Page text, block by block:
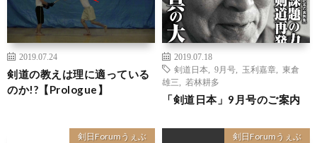
2019.07.24
剣道の教えは理に適っている
のか!?【Prologue】
2019.07.18
剣道日本
9月号 玉利嘉章
東倉
雄三
若林耕多
「剣道日本」9月号のご案内
剣日Forumうぇぶ 剣日Forumうぇぶ